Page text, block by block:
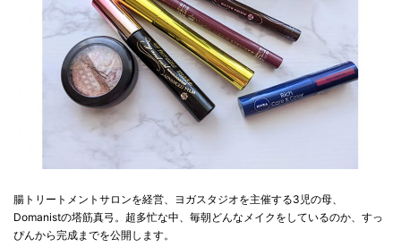
腸トリートメントサロンを経営、ヨガスタジオを主催する3児の母、
Domanistの塔筋真弓。超多忙な中、毎朝どんなメイクをしているのか、すっ
ぴんから完成までを公開します。